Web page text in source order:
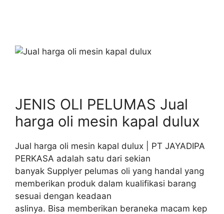
JENIS OLI PELUMAS Jual
harga oli mesin kapal dulux
Jual harga oli mesin kapal dulux | PT JAYADIPA
PERKASA adalah satu dari sekian
banyak Supplyer pelumas oli yang handal yang
memberikan produk dalam kualifikasi barang
sesuai dengan keadaan
aslinya. Bisa memberikan beraneka macam kep